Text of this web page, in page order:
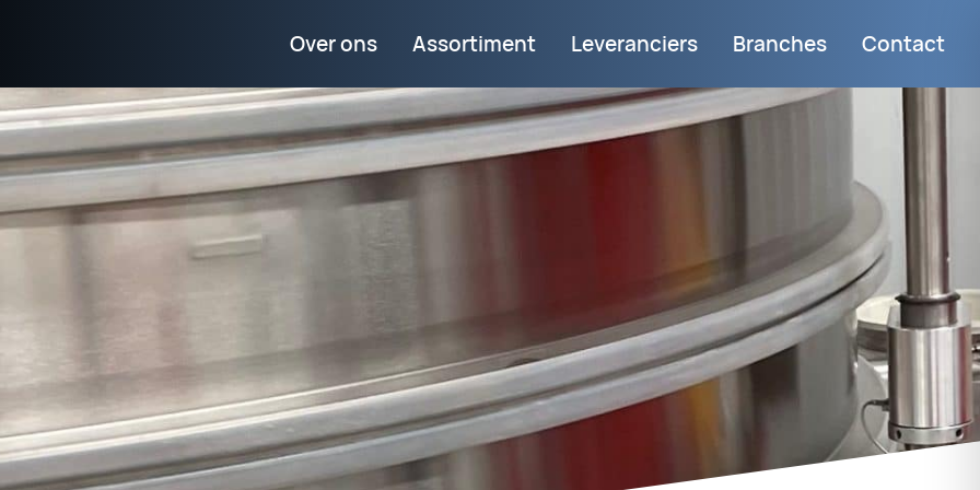
Over ons Assortiment Leveranciers Branches Contact